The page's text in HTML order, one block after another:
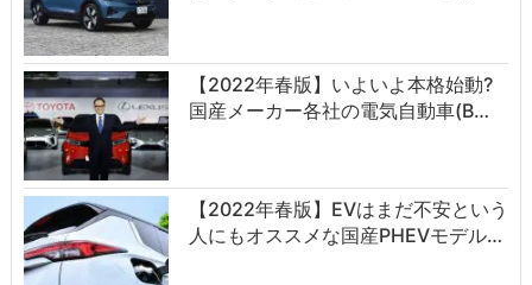
【2022年春版】いよいよ本格始動?
国産メーカー各社の電気自動車(B…
【2022年春版】EVはまだ不安という
人にもオススメな国産PHEVモデル…